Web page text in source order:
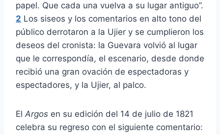
papel. Que cada una vuelva a su lugar antiguo”.
2 Los siseos y los comentarios en alto tono del
público derrotaron a la Ujier y se cumplieron los
deseos del cronista: la Guevara volvió al lugar
que le correspondía, el escenario, desde donde
recibió una gran ovación de espectadoras y
espectadores, y la Ujier, al palco.
El Argos en su edición del 14 de julio de 1821
celebra su regreso con el siguiente comentario: